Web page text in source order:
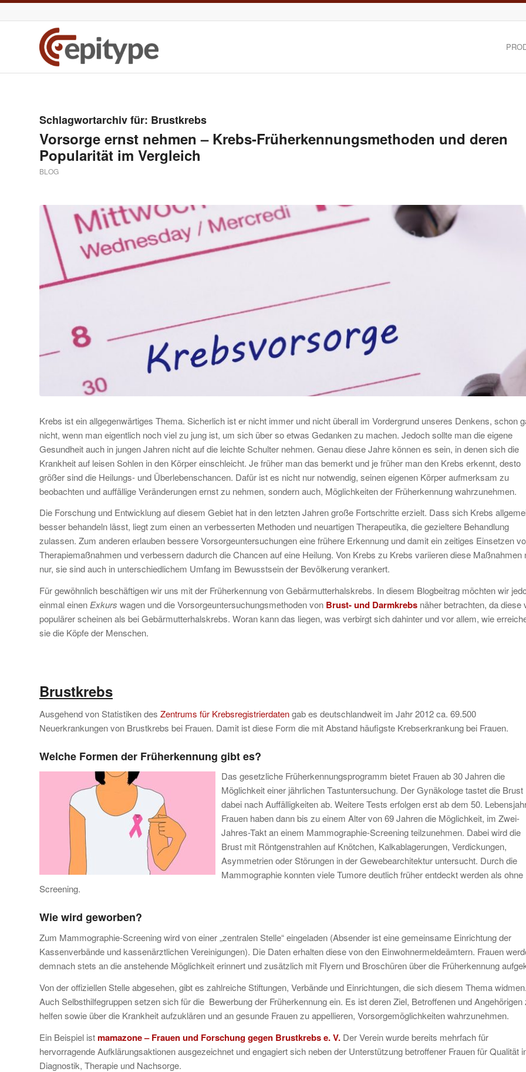
Schlagwortarchiv für: Brustkrebs
Vorsorge ernst nehmen – Krebs-Früherkennungsmethoden und deren
Popularität im Vergleich
BLOG
Krebs ist ein allgegenwärtiges Thema. Sicherlich ist er nicht immer und nicht überall im Vordergrund unseres Denkens, schon
nicht, wenn man eigentlich noch viel zu jung ist, um sich über so etwas Gedanken zu machen. Jedoch sollte man die eigene
Gesundheit auch in jungen Jahren nicht auf die leichte Schulter nehmen. Genau diese Jahre können es sein, in denen sich die
Krankheit auf leisen Sohlen in den Körper einschleicht. Je früher man das bemerkt und je früher man den Krebs erkennt, desto
größer sind die Heilungs- und Überlebenschancen. Dafür ist es nicht nur notwendig, seinen eigenen Körper aufmerksam zu
beobachten und auffällige Veränderungen ernst zu nehmen, sondern auch, Möglichkeiten der Früherkennung wahrzunehmen.
Die Forschung und Entwicklung auf diesem Gebiet hat in den letzten Jahren große Fortschritte erzielt. Dass sich Krebs
besser behandeln lässt, liegt zum einen an verbesserten Methoden und neuartigen Therapeutika, die gezieltere Behandlung
zulassen. Zum anderen erlauben bessere Vorsorgeuntersuchungen eine frühere Erkennung und damit ein zeitiges Einsetzen
Therapiemaßnahmen und verbessern dadurch die Chancen auf eine Heilung. Von Krebs zu Krebs variieren diese Maßnahmen
nur, sie sind auch in unterschiedlichem Umfang im Bewusstsein der Bevölkerung verankert.
Für gewöhnlich beschäftigen wir uns mit der Früherkennung von Gebärmutterhalskrebs. In diesem Blogbeitrag möchten wir
einmal einenExkurs wagen und die Vorsorgeuntersuchungsmethoden von Brust- und Darmkrebs näher betrachten, da diese
populärer scheinen als bei Gebärmutterhalskrebs. Woran kann das liegen, was verbirgt sich dahinter und vor allem, wie
sie die Köpfe der Menschen.
Brustkrebs
Ausgehend von Statistiken des Zentrums für Krebsregistrierdatengab es deutschlandweit im Jahr 2012 ca. 69.500
Neuerkrankungen von Brustkrebs bei Frauen. Damit ist diese Form die mit Abstand häufigste Krebserkrankung bei Frauen.
Welche Formen der Früherkennung gibt es?
Das gesetzliche Früherkennungsprogramm bietet Frauen ab 30 Jahren die
Möglichkeit einer jährlichen Tastuntersuchung. Der Gynäkologe tastet die Brust
dabei nach Auffälligkeiten ab. Weitere Tests erfolgen erst ab dem 50.
Frauen haben dann bis zu einem Alter von 69 Jahren die Möglichkeit, im Zwei-
Jahres-Takt an einem Mammographie-Screening teilzunehmen. Dabei wird die
Brust mit Röntgenstrahlen auf Knötchen, Kalkablagerungen, Verdickungen,
Asymmetrien oder Störungen in der Gewebearchitektur untersucht. Durch die
Mammographie konnten viele Tumore deutlich früher entdeckt werden als ohne
Screening.
Wie wird geworben?
Zum Mammographie-Screening wird von einer „zentralen Stelle“ eingeladen (Absender ist eine gemeinsame Einrichtung der
Kassenverbände und kassenärztlichen Vereinigungen). Die Daten erhalten diese von den Einwohnermeldeämtern. Frauen
demnach stets an die anstehende Möglichkeit erinnert und zusätzlich mit Flyern und Broschüren über die Früherkennung
Von der offiziellen Stelle abgesehen, gibt es zahlreiche Stiftungen, Verbände und Einrichtungen, die sich diesem Thema widmen.
Auch Selbsthilfegruppen setzen sich für die Bewerbung der Früherkennung ein. Es ist deren Ziel, Betroffenen und Angehörigen
helfen sowie über die Krankheit aufzuklären und an gesunde Frauen zu appellieren, Vorsorgemöglichkeiten wahrzunehmen.
Ein Beispiel istmamazone – Frauen und Forschung gegen Brustkrebs e. V. Der Verein wurde bereits mehrfach für
hervorragende Aufklärungsaktionen ausgezeichnet und engagiert sich neben der Unterstützung betroffener Frauen für Qualität
Diagnostik, Therapie und Nachsorge.